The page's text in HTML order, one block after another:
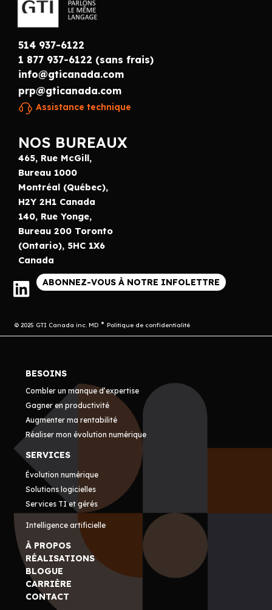
514 937-6122
1 877 937-6122 (sans frais)
info@gticanada.com
prp@gticanada.com
Assistance technique
NOS BUREAUX
465, Rue McGill,
Bureau 1000
Montréal (Québec),
H2Y 2H1 Canada
140, Rue Yonge,
Bureau 200 Toronto
(Ontario), 5HC 1X6
Canada
ABONNEZ-VOUS À NOTRE INFOLETTRE
© 2025 GTI Canada inc. MD Politique de confidentialité
BESOINS
Combler un manque d’expertise
Gagner en productivité
Augmenter ma rentabilité
Réaliser mon évolution numérique
SERVICES
Évolution numérique
Solutions logicielles
Services TI et gérés
Intelligence artificielle
À PROPOS
RÉALISATIONS
BLOGUE
CARRIÈRE
CONTACT